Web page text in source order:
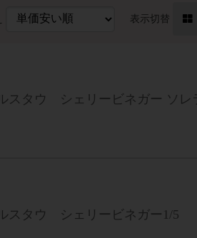
表示切替
スタウ シェリービネガー ソレ
スタウ シェリービネガー1/5